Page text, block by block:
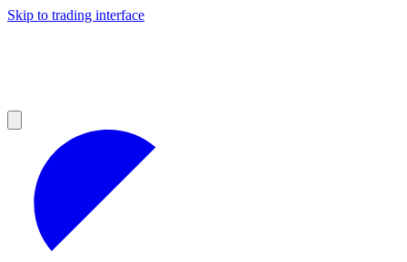
Skip to trading interface